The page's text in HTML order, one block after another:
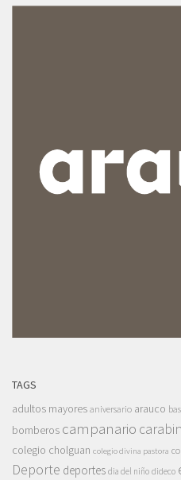
TAGS
adultos mayores aniversario arauco
bomberos campanario
colegio cholguan colegio divina pastora
Deporte deportes dia del niño dideco